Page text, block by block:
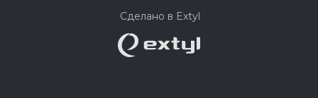
Сделано в Extyl